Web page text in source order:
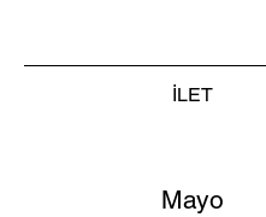
İLET
Mayo